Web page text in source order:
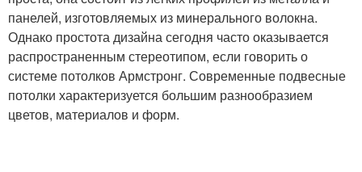
панелей, изготовляемых из минерального волокна.
Однако простота дизайна сегодня часто оказывается
распространенным стереотипом, если говорить о
системе потолков Армстронг. Современные подвесные
потолки характеризуется большим разнообразием
цветов, материалов и форм.